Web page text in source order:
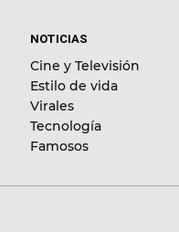
NOTICIAS
Cine y Televisión
Estilo de vida
Virales
Tecnología
Famosos